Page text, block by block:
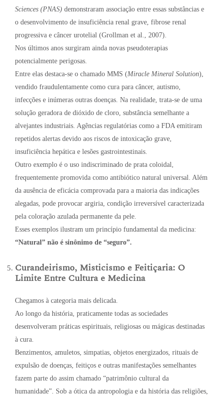
Sciences (PNAS) demonstraram associação entre essas substâncias e
o desenvolvimento de insuficiência renal grave, fibrose renal
progressiva e câncer urotelial (Grollman et al., 2007).
Nos últimos anos surgiram ainda novas pseudoterapias
potencialmente perigosas.
Entre elas destaca-se o chamado MMS (Miracle Mineral Solution),
vendido fraudulentamente como cura para câncer, autismo,
infecções e inúmeras outras doenças. Na realidade, trata-se de uma
solução geradora de dióxido de cloro, substância semelhante a
alvejantes industriais. Agências regulatórias como a FDA emitiram
repetidos alertas devido aos riscos de intoxicação grave,
insuficiência hepática e lesões gastrointestinais.
Outro exemplo é o uso indiscriminado de prata coloidal,
frequentemente promovida como antibiótico natural universal. Além
da ausência de eficácia comprovada para a maioria das indicações
alegadas, pode provocar argiria, condição irreversível caracterizada
pela coloração azulada permanente da pele.
Esses exemplos ilustram um princípio fundamental da medicina:
“Natural” não é sinônimo de “seguro”.
Curandeirismo, Misticismo e Feitiçaria: O
Limite Entre Cultura e Medicina
Chegamos à categoria mais delicada.
Ao longo da história, praticamente todas as sociedades
desenvolveram práticas espirituais, religiosas ou mágicas destinadas
à cura.
Benzimentos, amuletos, simpatias, objetos energizados, rituais de
expulsão de doenças, feitiços e outras manifestações semelhantes
fazem parte do assim chamado “patrimônio cultural da
humanidade”. Sob a ótica da antropologia e da história das religiões,